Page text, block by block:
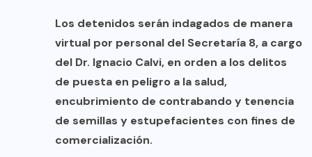
Los detenidos serán indagados de manera
virtual por personal del Secretaría 8, a cargo
del Dr. Ignacio Calvi, en orden a los delitos
de puesta en peligro a la salud,
encubrimiento de contrabando y tenencia
de semillas y estupefacientes con fines de
comercialización.